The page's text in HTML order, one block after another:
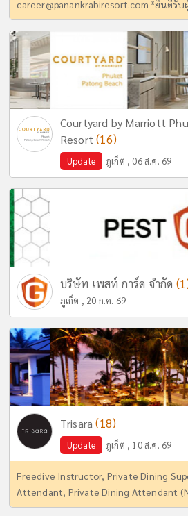
career@panankrabiresort.com *ยินดีรับ
Courtyard by Marriott
Resort(16)
Update ภูเก็ต , 06 ส.ค. 69
บริษัท เพสท์ การ์ด จำกัด
ภูเก็ต , 20 ก.ค. 69
Trisara(18)
Update ภูเก็ต , 10 ส.ค. 69
Freedive Instructor, Private Dining
Attendant, Private Dining Attendant